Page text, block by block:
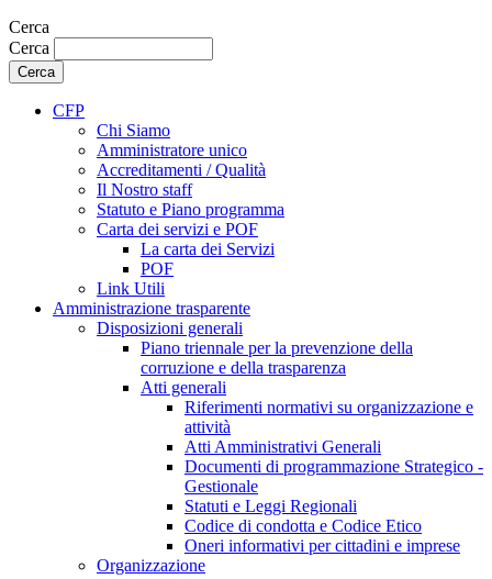
Cerca
Cerca
CFP
Chi Siamo
Amministratore unico
Accreditamenti / Qualità
Il Nostro staff
Statuto e Piano programma
Carta dei servizi e POF
La carta dei Servizi
POF
Link Utili
Amministrazione trasparente
Disposizioni generali
Piano triennale per la prevenzione della
corruzione e della trasparenza
Atti generali
Riferimenti normativi su organizzazione e
attività
Atti Amministrativi Generali
Documenti di programmazione Strategico -
Gestionale
Statuti e Leggi Regionali
Codice di condotta e Codice Etico
Oneri informativi per cittadini e imprese
Organizzazione